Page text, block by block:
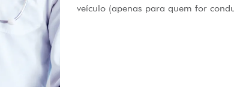
veículo (apenas para quem for